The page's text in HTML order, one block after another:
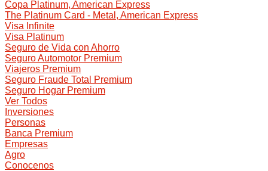
Copa Platinum, American Express
The Platinum Card - Metal, American Express
Visa Infinite
Visa Platinum
Seguro de Vida con Ahorro
Seguro Automotor Premium
Viajeros Premium
Seguro Fraude Total Premium
Seguro Hogar Premium
Ver Todos
Inversiones
Personas
Banca Premium
Empresas
Agro
Conocenos